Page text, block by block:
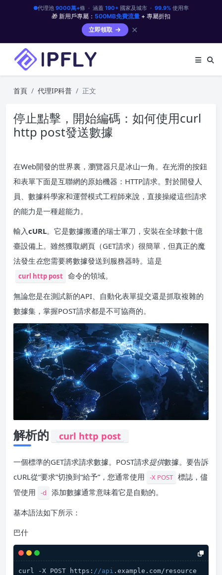
代理池 9000萬+條 · 涵蓋 190+國家及城市 · 99.9%使用率
🎁 新用戶專屬： 500MB免費流量 + 專屬折扣
立即領取
✕
首頁 代理IP科普 正文
停止點擊，開始編碼：如何使用curl
http post發送數據
在Web開發的世界裏，瀏覽器只是冰山一角。在光滑的按鈕
和表單下面是互聯網的原始機器：HTTP請求。對於開發人
員、數據科學家和運營模式工程師來說，直接操縱這些請求
的能力是一種超能力。
輸入cURL。它是數據搬遷的瑞士軍刀，安裝在全球數十億
臺設備上。雖然獲取網頁（GET請求）很簡單，但真正的魔
法發生在您需要將數據發送到服務器時。這是
curl http post 命令的領域。
無論您是在測試新的API、自動化表單提交還是抓取複雜的
數據集，掌握POST請求都是不可協商的。
解析的 curl http post
一個標準的GET請求請求數據。POST請求提供數據。要告訴
cURL從“要求”切換到“給予”，您通常使用
-X POST 標誌，儘
管使用
-d 添加數據通常意味着它是自動的。
基本語法如下所示：
巴什
curl -X POST https: //api .example.com/resource